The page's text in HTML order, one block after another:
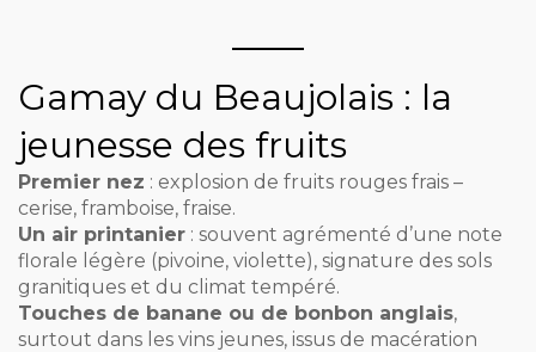
Gamay du Beaujolais : la
jeunesse des fruits
Premier nez : explosion de fruits rouges frais –
cerise, framboise, fraise.
Un air printanier : souvent agrémenté d’une note
florale légère (pivoine, violette), signature des sols
granitiques et du climat tempéré.
Touches de banane ou de bonbon anglais,
surtout dans les vins jeunes, issus de macération